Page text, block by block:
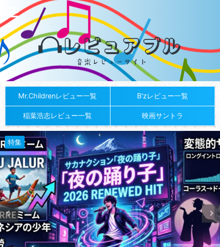
Mr.Childrenレビュー一覧 B'zレビュー一覧
稲葉浩志レビュー一覧 映画サントラ
特集